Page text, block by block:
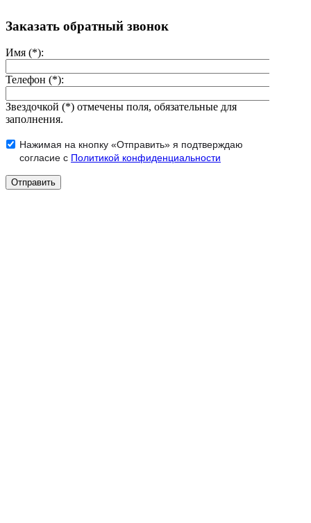
Заказать обратный звонок
Имя (*):
Телефон (*):
Звездочкой (*) отмечены поля, обязательные для
заполнения.
Нажимая на кнопку «Отправить» я подтверждаю
согласие с Политикой конфиденциальности